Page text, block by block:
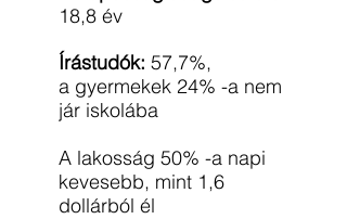
18,8 év
Írástudók: 57,7%,
a gyermekek 24% -a nem
jár iskolába
A lakosság 50% -a napi
kevesebb, mint 1,6
dollárból él